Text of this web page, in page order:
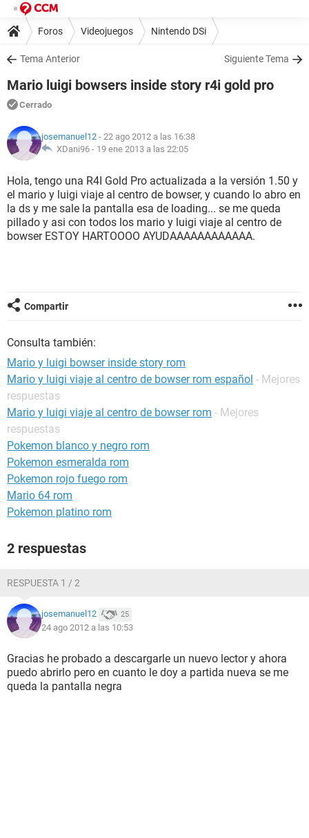
Foros Videojuegos Nintendo DSi
Tema Anterior Siguiente Tema
Mario luigi bowsers inside story r4i gold pro
Cerrado
josemanuel12 - 22 ago 2012 a las 16:38
XDani96 - 19 ene 2013 a las 22:05
Hola, tengo una R4I Gold Pro actualizada a la versión 1.50 y
el mario y luigi viaje al centro de bowser, y cuando lo abro en
la ds y me sale la pantalla esa de loading... se me queda
pillado y asi con todos los mario y luigi viaje al centro de
bowser ESTOY HARTOOOO AYUDAAAAAAAAAAAA.
Compartir
Consulta también:
Mario y luigi bowser inside story rom
Mario y luigi viaje al centro de bowser rom español - Mejores
respuestas
Mario y luigi viaje al centro de bowser rom - Mejores
respuestas
Pokemon blanco y negro rom
Pokemon esmeralda rom
Pokemon rojo fuego rom
Mario 64 rom
Pokemon platino rom
2 respuestas
RESPUESTA 1 / 2
josemanuel12 25
24 ago 2012 a las 10:53
Gracias he probado a descargarle un nuevo lector y ahora
puedo abrirlo pero en cuanto le doy a partida nueva se me
queda la pantalla negra